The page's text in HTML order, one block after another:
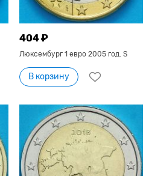
404 ₽
Люксембург 1 евро 2005 год. S
В корзину